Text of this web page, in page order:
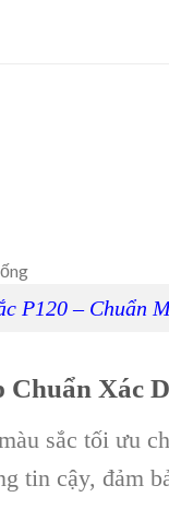
P120 – Chuẩn
Chuẩn Xác
sắc tối ưu
tin cậy, đảm